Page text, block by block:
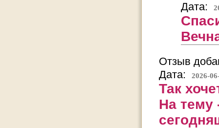
Дата:
Отзыв
Дата:
2026-
Так
На тему